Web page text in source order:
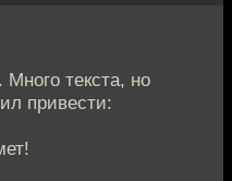
Много текста, но
привести: